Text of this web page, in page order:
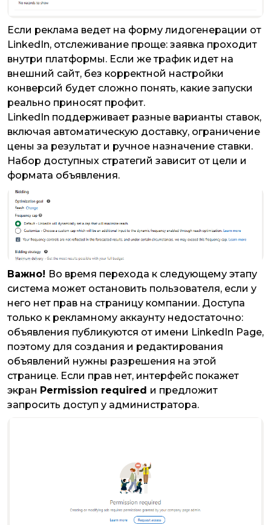
Если реклама ведет на форму лидогенерации от
LinkedIn, отслеживание проще: заявка проходит
внутри платформы. Если же трафик идет на
внешний сайт, без корректной настройки
конверсий будет сложно понять, какие запуски
реально приносят профит.
LinkedIn поддерживает разные варианты ставок,
включая автоматическую доставку, ограничение
цены за результат и ручное назначение ставки.
Набор доступных стратегий зависит от цели и
формата объявления.
Важно! Во время перехода к следующему этапу
система может остановить пользователя, если у
него нет прав на страницу компании. Доступа
только к рекламному аккаунту недостаточно:
объявления публикуются от имени LinkedIn Page,
поэтому для создания и редактирования
объявлений нужны разрешения на этой
странице. Если прав нет, интерфейс покажет
экран Permission required и предложит
запросить доступ у администратора.